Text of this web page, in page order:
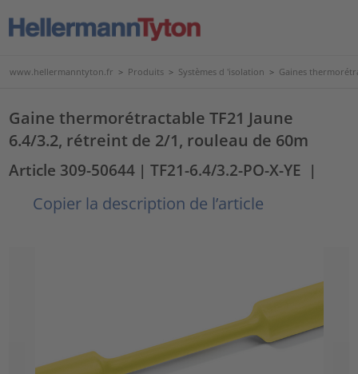
www.hellermanntyton.fr > Produits > Systèmes d 'isolation > Gaines
Gaine thermorétractable TF21 Jaune
6.4/3.2, rétreint de 2/1, rouleau de 60m
Article 309-50644 | TF21-6.4/3.2-PO-X-YE |
Copier la description de l’article